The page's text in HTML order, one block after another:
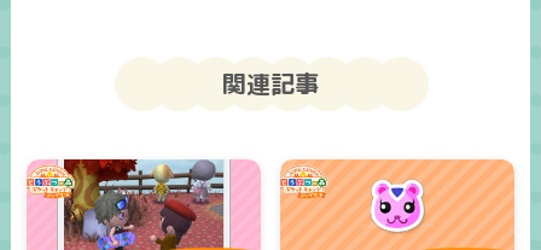
関連記事